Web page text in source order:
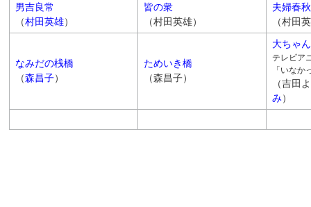
男吉良常
（村田英雄）
皆の衆
（村田英雄）
夫婦春秋
（村田
なみだの桟橋
（森昌子）
ためいき橋
（森昌子）
大ちゃ
テレビア
「いなか
（吉田
み）